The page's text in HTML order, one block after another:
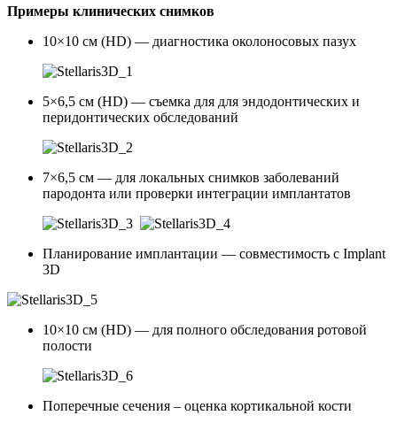
Примеры клинических снимков
10×10 см (HD) — диагностика околоносовых пазух
5×6,5 см (HD) — съемка для для эндодонтических и
перидонтических обследований
7×6,5 см — для локальных снимков заболеваний
пародонта или проверки интеграции имплантатов
Планирование имплантации — совместимость с Implant
3D
10×10 см (HD) — для полного обследования ротовой
полости
Поперечные сечения – оценка кортикальной кости